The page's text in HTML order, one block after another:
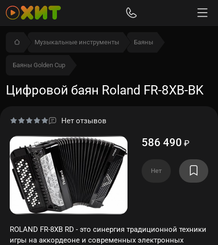
Музыкальные инструменты Баяны
Баяны Golden Cup
Цифровой баян Roland FR-8XB-BK
Нет отзывов
586 490 ₽
Нет
ROLAND FR-8XB RD - это синергия традиционной техники
игры на аккордеоне и современных электронных